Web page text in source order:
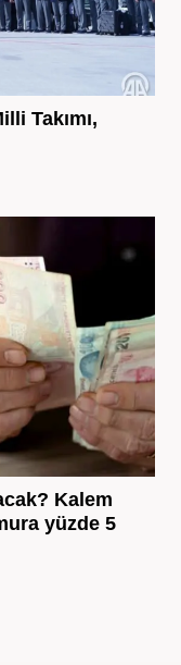
Takımı,
Kalem
yüzde 5